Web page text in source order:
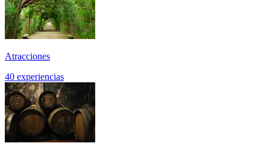
Atracciones
40 experiencias